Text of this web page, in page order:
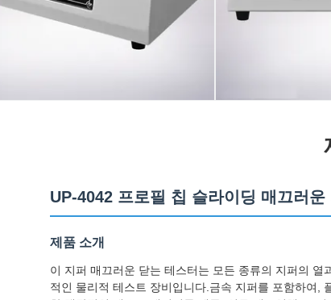
UP-4042 프로필 칩 슬라이딩 매끄러운
제품 소개
이 지퍼 매끄러운 닫는 테스터는 모든 종류의 지퍼의
적인 물리적 테스트 장비입니다.금속 지퍼를 포함하여,